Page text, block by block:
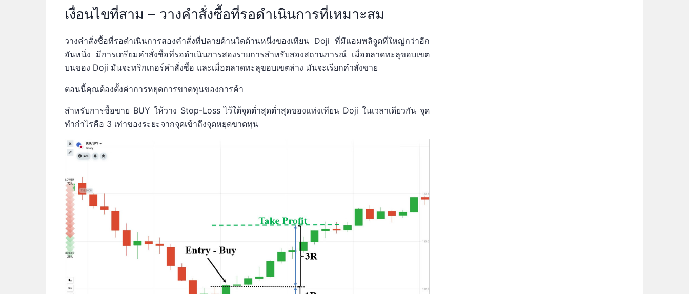
เงื่อนไขที่สาม – วางคำสั่งซื้อที่รอดำเนินการที่เหมาะสม
วางคำสั่งซื้อที่รอดำเนินการสองคำสั่งที่ปลายด้านใดด้านหนึ่งของเทียน Doji ที่มีแอมพลิจูดที่ใหญ่กว่าอีก
อันหนึ่ง มีการเตรียมคำสั่งซื้อที่รอดำเนินการสองรายการสำหรับสองสถานการณ์ เมื่อตลาดทะลุขอบเขต
บนของ Doji มันจะทริกเกอร์คำสั่งซื้อ และเมื่อตลาดทะลุขอบเขตล่าง มันจะเรียกคำสั่งขาย
ตอนนี้คุณต้องตั้งค่าการหยุดการขาดทุนของการค้า
สำหรับการซื้อขาย BUY ให้วาง Stop-Loss ไว้ใต้จุดต่ำสุดต่ำสุดของแท่งเทียน Doji ในเวลาเดียวกัน จุด
ทำกำไรคือ 3 เท่าของระยะจากจุดเข้าถึงจุดหยุดขาดทุน